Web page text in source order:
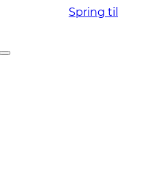
Spring til